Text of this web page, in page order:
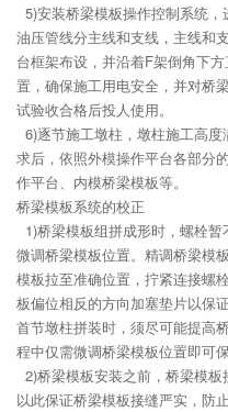
5)安装桥梁模板操作控制系统
油压管线分主线和支线，主线和
台框架布设，并沿着F架倒角下
置，确保施工用电安全，并对桥
试验收合格后投人使用。
6)逐节施工墩柱，墩柱施工高
求后，依照外模操作平台各部分
作平台、内模桥梁模板等。
桥梁模板系统的校正
1)桥梁模板组拼成形时，螺栓
微调桥梁模板位置。精调桥梁模
模板拉至准确位置，拧紧连接螺
板偏位相反的方向加塞垫片以保
首节墩柱拼装时，须尽可能提高
程中仅需微调桥梁模板位置即可
2)桥梁模板安装之前，桥梁模
以此保证桥梁模板接缝严实，防